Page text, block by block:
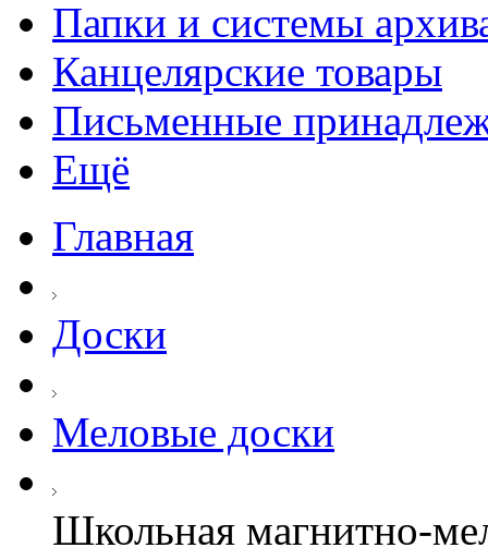
Папки и системы
Канцелярские товары
Письменные
Ещё
Главная
Доски
Меловые доски
Школьная магнитно-